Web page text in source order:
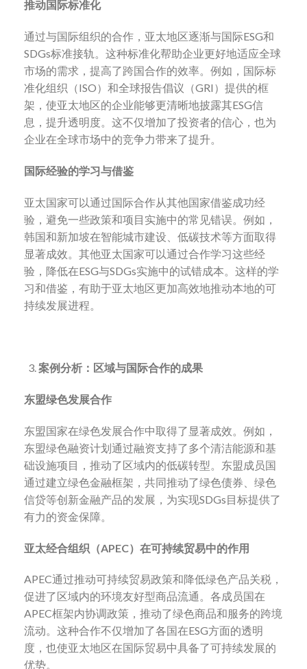
推动国际标准化
通过与国际组织的合作，亚太地区逐渐与国际ESG和
SDGs标准接轨。这种标准化帮助企业更好地适应全球
市场的需求，提高了跨国合作的效率。例如，国际标
准化组织（ISO）和全球报告倡议（GRI）提供的框
架，使亚太地区的企业能够更清晰地披露其ESG信
息，提升透明度。这不仅增加了投资者的信心，也为
企业在全球市场中的竞争力带来了提升。
国际经验的学习与借鉴
亚太国家可以通过国际合作从其他国家借鉴成功经
验，避免一些政策和项目实施中的常见错误。例如，
韩国和新加坡在智能城市建设、低碳技术等方面取得
显著成效。其他亚太国家可以通过合作学习这些经
验，降低在ESG与SDGs实施中的试错成本。这样的学
习和借鉴，有助于亚太地区更加高效地推动本地的可
持续发展进程。
案例分析：区域与国际合作的成果
东盟绿色发展合作
东盟国家在绿色发展合作中取得了显著成效。例如，
东盟绿色融资计划通过融资支持了多个清洁能源和基
础设施项目，推动了区域内的低碳转型。东盟成员国
通过建立绿色金融框架，共同推动了绿色债券、绿色
信贷等创新金融产品的发展，为实现SDGs目标提供了
有力的资金保障。
亚太经合组织（APEC）在可持续贸易中的作用
APEC通过推动可持续贸易政策和降低绿色产品关税，
促进了区域内的环境友好型商品流通。各成员国在
APEC框架内协调政策，推动了绿色商品和服务的跨境
流动。这种合作不仅增加了各国在ESG方面的透明
度，也使亚太地区在国际贸易中具备了可持续发展的
优势。